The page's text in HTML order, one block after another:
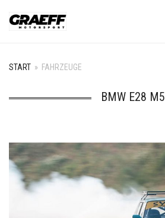
START » FAHRZEUGE
BMW E28 M5